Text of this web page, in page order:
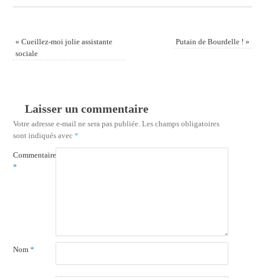
« Cueillez-moi jolie assistante
sociale
Putain de Bourdelle !»
Laisser un commentaire
Votre adresse e-mail ne sera pas publiée. Les champs obligatoires
sont indiqués avec *
Commentaire
*
Nom *